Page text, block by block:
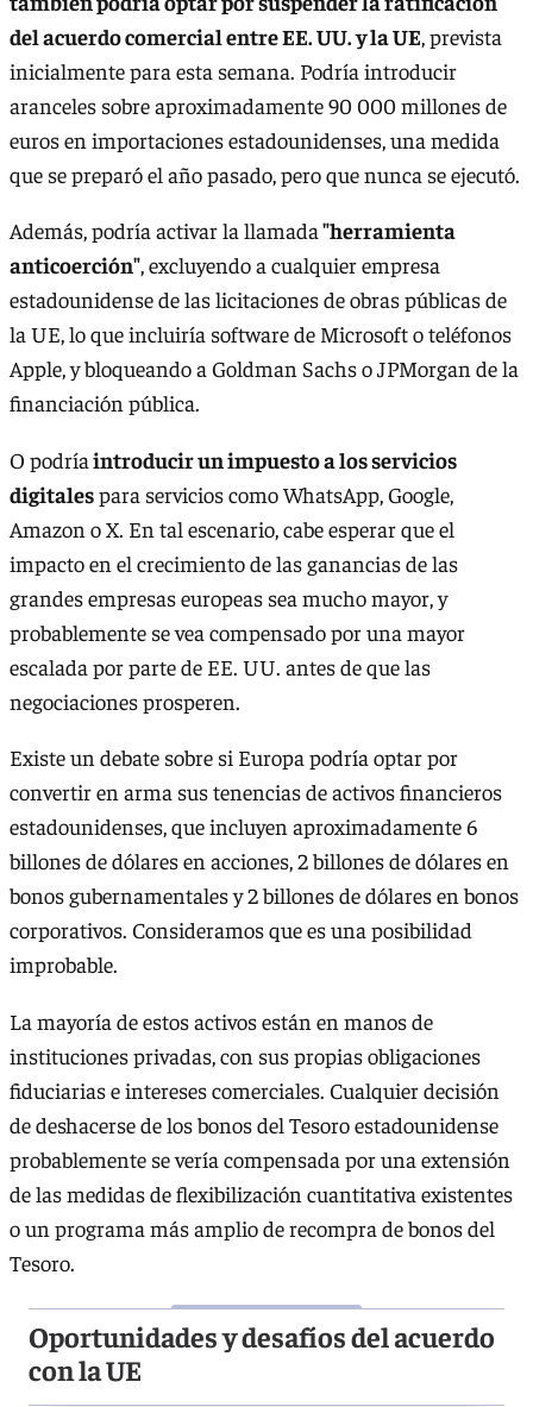
del acuerdo comercial entre EE. UU. y la UE , prevista
inicialmente para esta semana. Podría introducir
aranceles sobre aproximadamente 90 000 millones de
euros en importaciones estadounidenses, una medida
que se preparó el año pasado, pero que nunca se ejecutó.
Además, podría activar la llamada"herramienta
anticoerción", excluyendo a cualquier empresa
estadounidense de las licitaciones de obras públicas de
la UE, lo que incluiría software de Microsoft o teléfonos
Apple, y bloqueando a Goldman Sachs o JPMorgan de la
financiación pública.
O podríaintroducir un impuesto a los servicios
digitalespara servicios como WhatsApp, Google,
Amazon o X. En tal escenario, cabe esperar que el
impacto en el crecimiento de las ganancias de las
grandes empresas europeas sea mucho mayor, y
probablemente se vea compensado por una mayor
escalada por parte de EE. UU. antes de que las
negociaciones prosperen.
Existe un debate sobre si Europa podría optar por
convertir en arma sus tenencias de activos financieros
estadounidenses, que incluyen aproximadamente 6
billones de dólares en acciones, 2 billones de dólares en
bonos gubernamentales y 2 billones de dólares en bonos
corporativos. Consideramos que es una posibilidad
improbable.
La mayoría de estos activos están en manos de
instituciones privadas, con sus propias obligaciones
fiduciarias e intereses comerciales. Cualquier decisión
de deshacerse de los bonos del Tesoro estadounidense
probablemente se vería compensada por una extensión
de las medidas de flexibilización cuantitativa existentes
o un programa más amplio de recompra de bonos del
Tesoro.
Oportunidades y desafíos del acuerdo
con la UE